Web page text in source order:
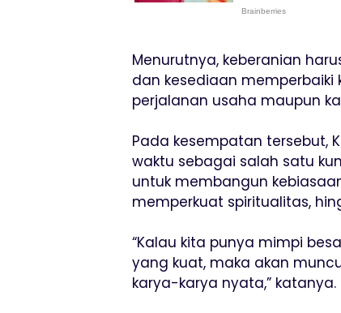
Menurutnya, keberanian
dan kesediaan
perjalanan usaha maupun
Pada kesempatan tersebut,
waktu sebagai salah satu
untuk membangun
memperkuat spiritualitas,
“Kalau kita punya mimpi
yang kuat, maka akan
karya-karya nyata,” katanya.